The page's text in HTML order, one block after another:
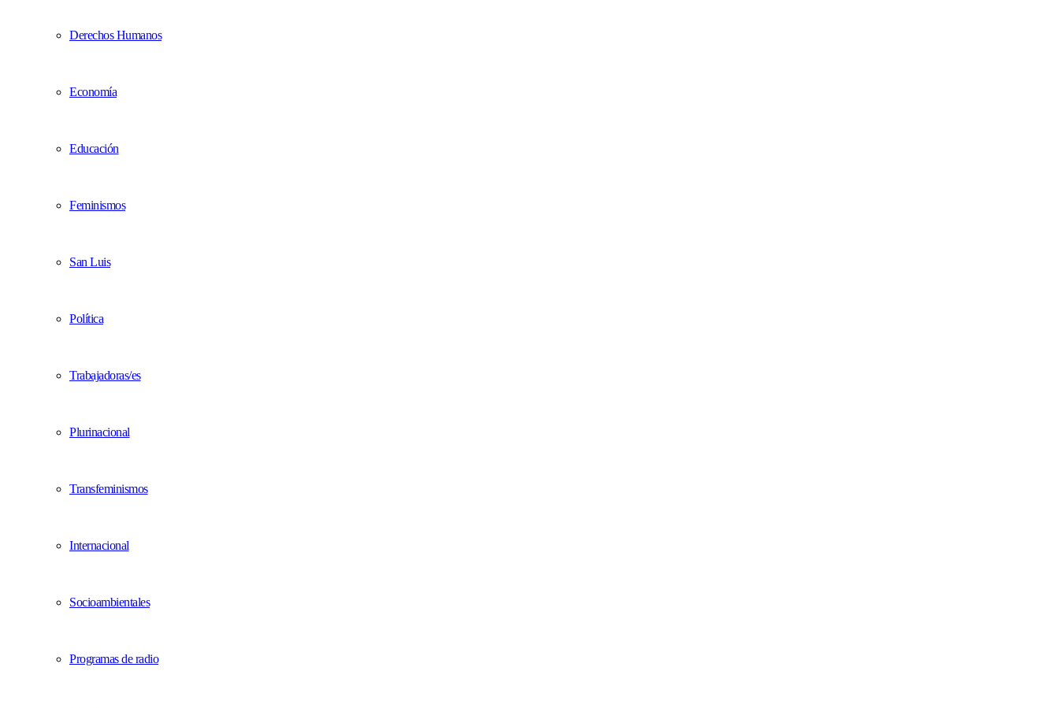
Derechos Humanos
Economía
Educación
Feminismos
San Luis
Política
Trabajadoras/es
Plurinacional
Transfeminismos
Internacional
Socioambientales
Programas de radio